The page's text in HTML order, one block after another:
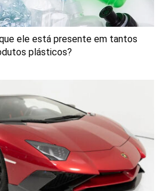
ele está presente em tantos
plásticos?